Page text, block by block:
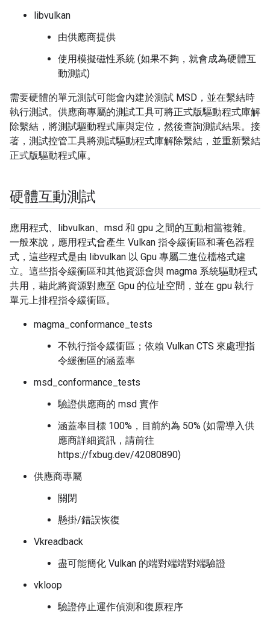
libvulkan
由供應商提供
使用模擬磁性系統 (如果不夠，就會成為硬體互
動測試)
需要硬體的單元測試可能會內建於測試 MSD，並在繫結時
執行測試。供應商專屬的測試工具可將正式版驅動程式庫解
除繫結，將測試驅動程式庫與定位，然後查詢測試結果。接
著，測試控管工具將測試驅動程式庫解除繫結，並重新繫結
正式版驅動程式庫。
硬體互動測試
應用程式、libvulkan、msd 和 gpu 之間的互動相當複雜。
一般來說，應用程式會產生 Vulkan 指令緩衝區和著色器程
式，這些程式是由 libvulkan 以 Gpu 專屬二進位檔格式建
立。這些指令緩衝區和其他資源會與 magma 系統驅動程式
共用，藉此將資源對應至 Gpu 的位址空間，並在 gpu 執行
單元上排程指令緩衝區。
magma_conformance_tests
不執行指令緩衝區；依賴 Vulkan CTS 來處理指
令緩衝區的涵蓋率
msd_conformance_tests
驗證供應商的 msd 實作
涵蓋率目標 100%，目前約為 50% (如需導入供
應商詳細資訊，請前往
https://fxbug.dev/42080890)
供應商專屬
關閉
懸掛/錯誤恢復
Vkreadback
盡可能簡化 Vulkan 的端對端端對端驗證
vkloop
驗證停止運作偵測和復原程序